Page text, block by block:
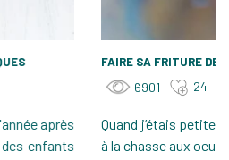
CHOCOLATS DE PÂQUES
période de l'année après
l'enthousiasme des enfants